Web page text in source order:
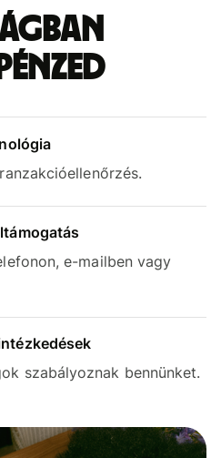
e-mailben vagy
szabályoznak bennünket.